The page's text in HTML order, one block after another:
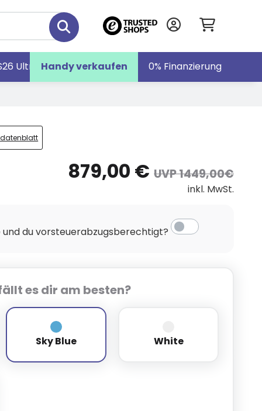
Handy verkaufen 0% Finanzierung
Ultra Galaxy S26 Galaxy Z Fold7
879,00 € UVP 1449,00€
inkl. MwSt.
und du vorsteuerabzugsberechtigt?
es dir am besten?
Sky Blue
Sky Blue White
White